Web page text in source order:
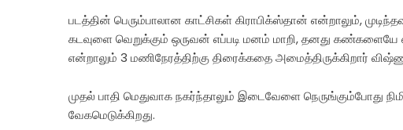
படத்தின் பெரும்பாலான காட்சிகள் கிராபிக்ஸ்தான் என்றாலும்,
கடவுளை வெறுக்கும் ஒருவன் எப்படி மனம் மாறி, தனது கண்களையே
என்றாலும் 3 மணிநேரத்திற்கு திரைக்கதை அமைத்திருக்கிறார்
முதல் பாதி மெதுவாக நகர்ந்தாலும் இடைவேளை நெருங்கும்போது
வேகமெடுக்கிறது.